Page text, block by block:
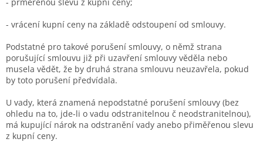
- vrácení kupní ceny na základě odstoupení od smlouvy.
Podstatné pro takové porušení smlouvy, o němž strana
porušující smlouvu již při uzavření smlouvy věděla nebo
musela vědět, že by druhá strana smlouvu neuzavřela, pokud
by toto porušení předvídala.
U vady, která znamená nepodstatné porušení smlouvy (bez
ohledu na to, jde-li o vadu odstranitelnou č neodstranitelnou),
má kupující nárok na odstranění vady anebo přiměřenou slevu
z kupní ceny.